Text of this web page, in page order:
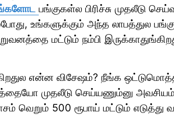
பங்குகள்ல பிரிச்சு முதலீடு
உங்களுக்கும் அந்த லாபத்துல
மட்டும் நம்பி
என்ன விசேஷம்? நீங்க
முதலீடு செய்யணும்னு
வெறும் 500 ரூபாய் மட்டும்